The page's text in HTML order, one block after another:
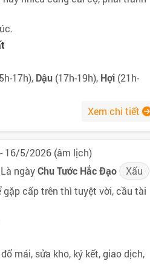
17h), Dậu (17h-19h), Hợi (21h-
Xem chi tiết
16/5/2026 (âm lịch)
ngàyChu Tước Hắc Đạo
Xấu
gặp cấp trên thì tuyệt vời, cầu tài
mái, sửa kho, ký kết, giao dịch,